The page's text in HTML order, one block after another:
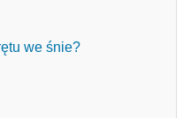
we śnie?